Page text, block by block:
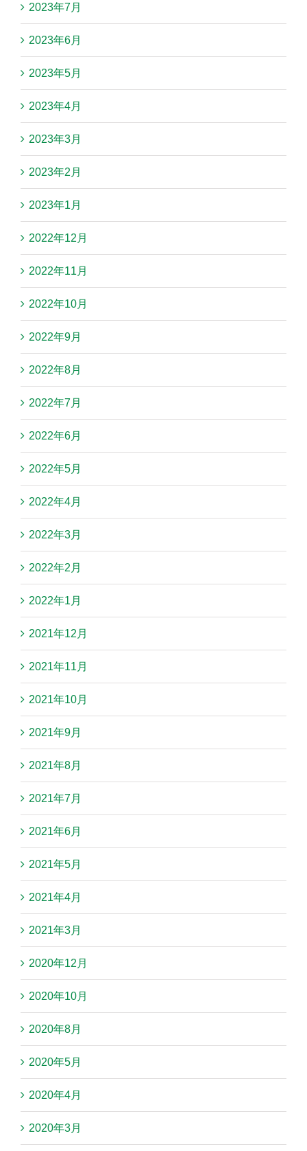
2023年7月
2023年6月
2023年5月
2023年4月
2023年3月
2023年2月
2023年1月
2022年12月
2022年11月
2022年10月
2022年9月
2022年8月
2022年7月
2022年6月
2022年5月
2022年4月
2022年3月
2022年2月
2022年1月
2021年12月
2021年11月
2021年10月
2021年9月
2021年8月
2021年7月
2021年6月
2021年5月
2021年4月
2021年3月
2020年12月
2020年10月
2020年8月
2020年5月
2020年4月
2020年3月